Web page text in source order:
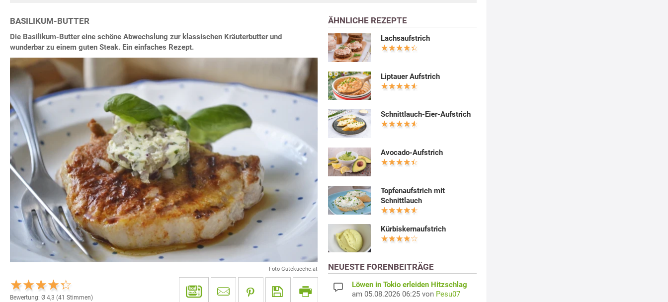
BASILIKUM-BUTTER
Die Basilikum-Butter eine schöne Abwechslung zur klassischen Kräuterbutter und
wunderbar zu einem guten Steak. Ein einfaches Rezept.
Foto Gutekueche.at
Bewertung: Ø 4,3 (41 Stimmen)
ÄHNLICHE REZEPTE
Lachsaufstrich
Liptauer Aufstrich
Schnittlauch-Eier-Aufstrich
Avocado-Aufstrich
Topfenaufstrich mit
Schnittlauch
Kürbiskernaufstrich
NEUESTE FORENBEITRÄGE
Löwen in Tokio erleiden Hitzschlag
am 05.08.2026 06:25 von Pesu07